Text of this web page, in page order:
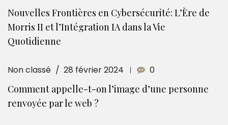
Nouvelles Frontières en Cybersécurité: L’Ère de
Morris II et l’Intégration IA dans la Vie
Quotidienne
Non classé 28 février 2024 0
Comment appelle-t-on l’image d’une personne
renvoyée par le web ?